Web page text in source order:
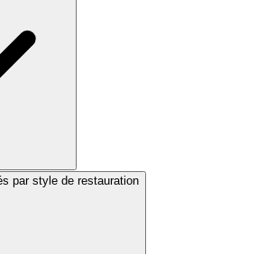
par style de restauration